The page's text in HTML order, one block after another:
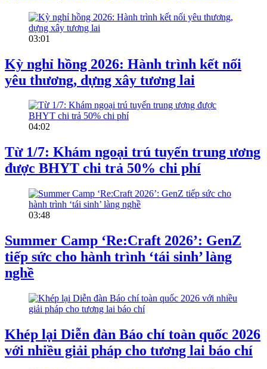
03:01
Kỳ nghỉ hồng 2026: Hành trình kết nối
yêu thương, dựng xây tương lai
04:02
Từ 1/7: Khám ngoại trú tuyến trung ương
được BHYT chi trả 50% chi phí
03:48
Summer Camp ‘Re:Craft 2026’: GenZ
tiếp sức cho hành trình ‘tái sinh’ làng
nghề
Khép lại Diễn đàn Báo chí toàn quốc 2026
với nhiều giải pháp cho tương lai báo chí